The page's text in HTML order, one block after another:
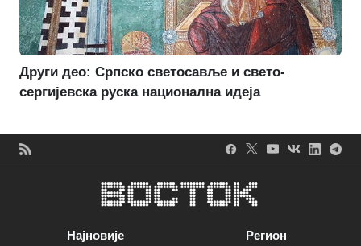
Други део: Српско светосавље и свето-
сергијевска руска национална идеја
Најновије
Регион